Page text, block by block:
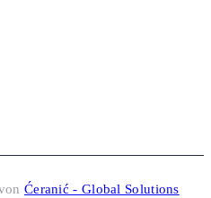
Ćeranić - Global Solutions